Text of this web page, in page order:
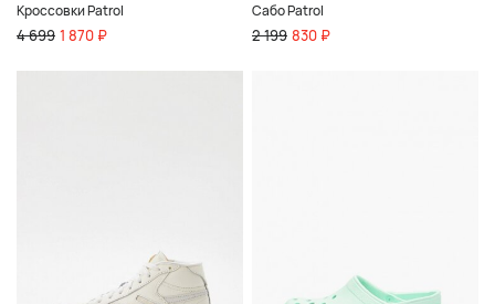
Кроссовки Patrol
4 699 1 870 ₽
Сабо Patrol
2 199 830 ₽